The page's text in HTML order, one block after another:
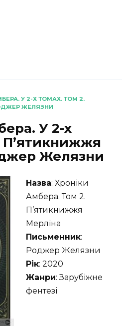
У 2-Х ТОМАХ. ТОМ 2.
ЖЕЛЯЗНИ
У 2-х
П’ятикнижжя
Желязни
Назва: Хроніки
Амбера. Том 2.
П’ятикнижжя
Мерліна
Письменник:
Роджер Желязни
Рік: 2020
Жанри: Зарубіжне
фентезі